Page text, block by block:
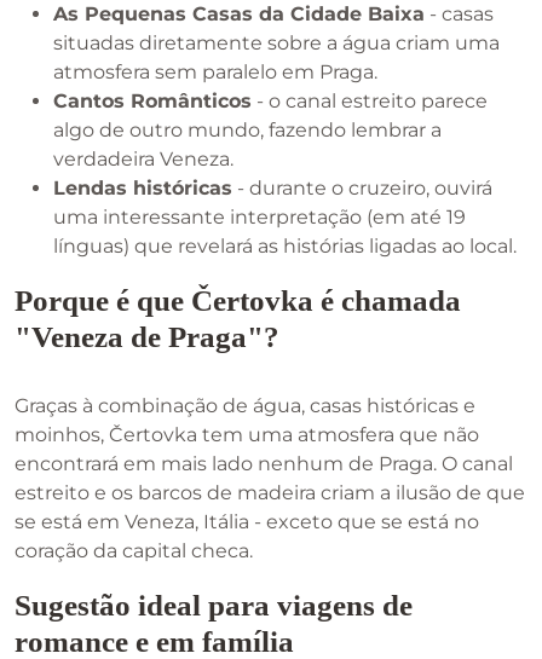
As Pequenas Casas da Cidade Baixa - casas
situadas diretamente sobre a água criam uma
atmosfera sem paralelo em Praga.
Cantos Românticos - o canal estreito parece
algo de outro mundo, fazendo lembrar a
verdadeira Veneza.
Lendas históricas - durante o cruzeiro, ouvirá
uma interessante interpretação (em até 19
línguas) que revelará as histórias ligadas ao local.
Porque é que Čertovka é chamada
"Veneza de Praga"?
Graças à combinação de água, casas históricas e
moinhos, Čertovka tem uma atmosfera que não
encontrará em mais lado nenhum de Praga. O canal
estreito e os barcos de madeira criam a ilusão de que
se está em Veneza, Itália - exceto que se está no
coração da capital checa.
Sugestão ideal para viagens de
romance e em família